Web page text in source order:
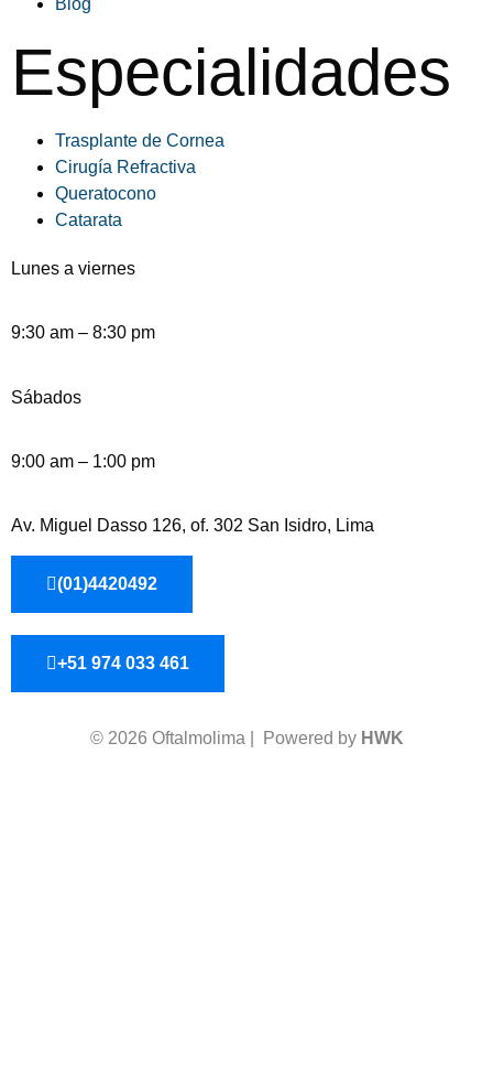
Blog
Especialidades
Trasplante de Cornea
Cirugía Refractiva
Queratocono
Catarata
Lunes a viernes
9:30 am – 8:30 pm
Sábados
9:00 am – 1:00 pm
Av. Miguel Dasso 126, of. 302 San Isidro, Lima
(01)4420492
+51 974 033 461
© 2026 Oftalmolima | Powered by HWK